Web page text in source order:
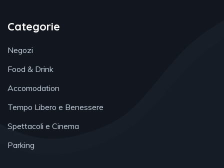
Categorie
Negozi
Food & Drink
Accomodation
Tempo Libero e Benessere
Spettacoli e Cinema
Parking